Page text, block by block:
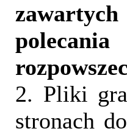
2. Pliki
stronach